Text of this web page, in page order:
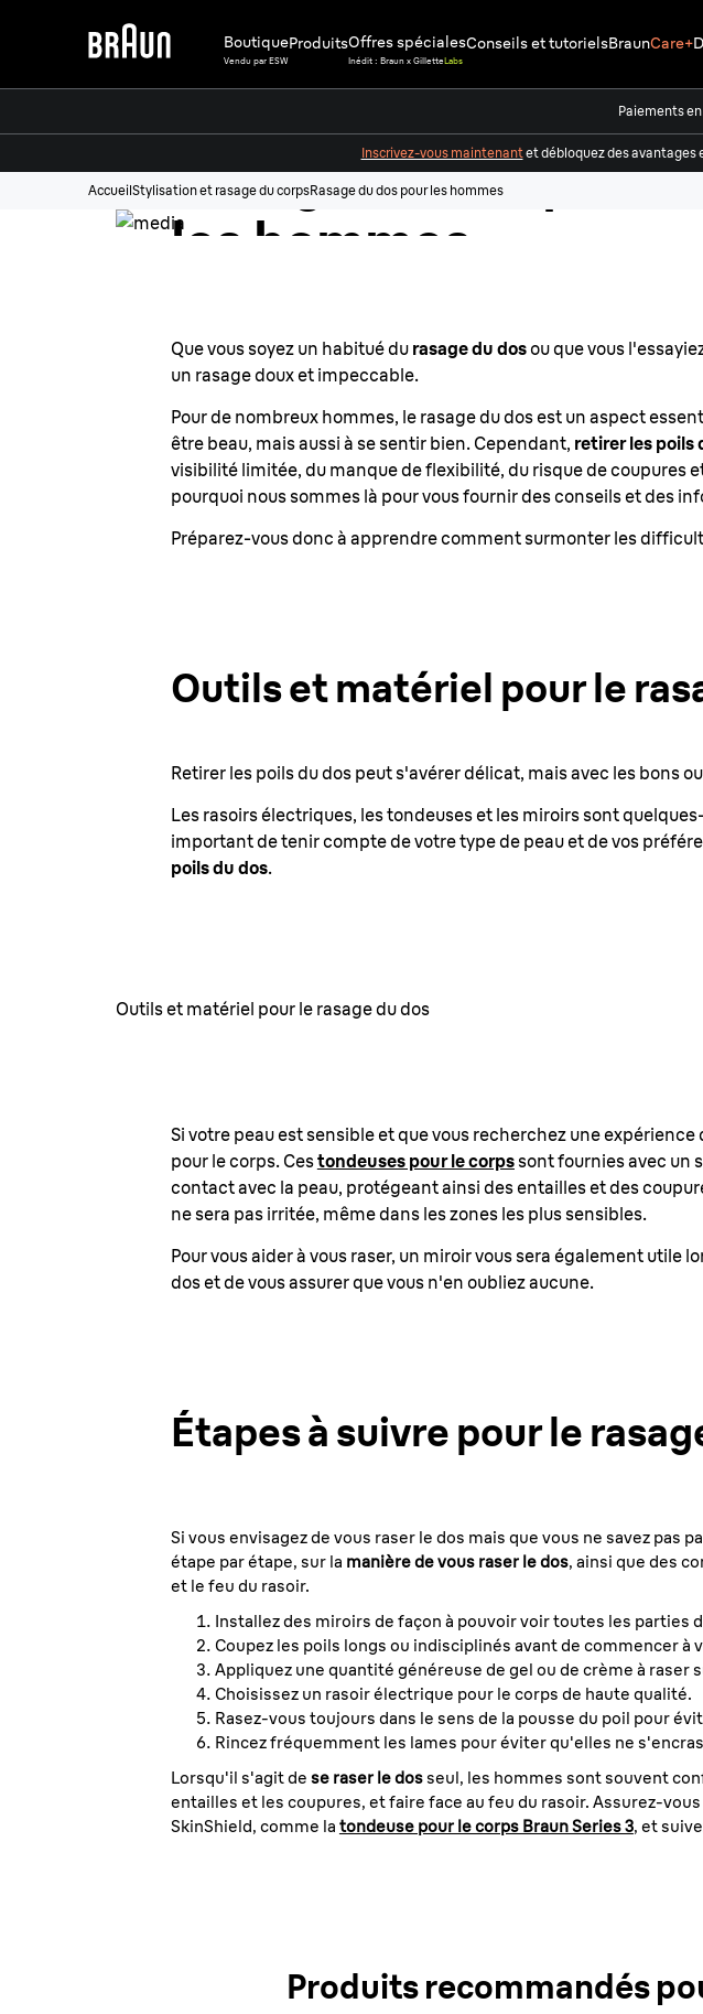
Boutique
Vendu par ESW
ProduitsOffres spéciales
Inédit : Braun x GilletteLabs
Conseils et tutorielsBraunCare+
Paiements
Inscrivez-vous maintenantet débloquez des avantages
AccueilStylisation et rasage du corpsRasage du dos pour les hommes
Rasage du dos pour
les hommes
Que vous soyez un habitué du rasage du dosou que vous
un rasage doux et impeccable.
Pour de nombreux hommes, le rasage du dos est un aspect
être beau, mais aussi à se sentir bien. Cependant, retirer les poils
visibilité limitée, du manque de flexibilité, du risque de coupures
pourquoi nous sommes là pour vous fournir des conseils et des
Préparez-vous donc à apprendre comment surmonter les
Outils et matériel pour le
Retirer les poils du dos peut s'avérer délicat, mais avec les bons
Les rasoirs électriques, les tondeuses et les miroirs sont
important de tenir compte de votre type de peau et de vos
poils du dos.
Outils et matériel pour le rasage du dos
Si votre peau est sensible et que vous recherchez une
pour le corps. Cestondeuses pour le corpssont fournies avec un
contact avec la peau, protégeant ainsi des entailles et des
ne sera pas irritée, même dans les zones les plus sensibles.
Pour vous aider à vous raser, un miroir vous sera également utile
dos et de vous assurer que vous n'en oubliez aucune.
Étapes à suivre pour le
Si vous envisagez de vous raser le dos mais que vous ne savez
étape par étape, sur la manière de vous raser le dos, ainsi que des
et le feu du rasoir.
Installez des miroirs de façon à pouvoir voir toutes les parties
Coupez les poils longs ou indisciplinés avant de commencer à
Appliquez une quantité généreuse de gel ou de crème à raser
Choisissez un rasoir électrique pour le corps de haute qualité.
Rasez-vous toujours dans le sens de la pousse du poil pour
Rincez fréquemment les lames pour éviter qu'elles ne
Lorsqu'il s'agit de se raser le dosseul, les hommes sont souvent
entailles et les coupures, et faire face au feu du rasoir. Assurez-
SkinShield, comme la tondeuse pour le corps Braun Series 3, et
Produits recommandés